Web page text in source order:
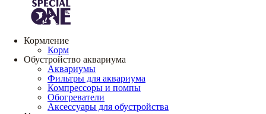
Кормление
Корм
Обустройство аквариума
Аквариумы
Фильтры для аквариума
Компрессоры и помпы
Обогреватели
Аксессуары для обустройства